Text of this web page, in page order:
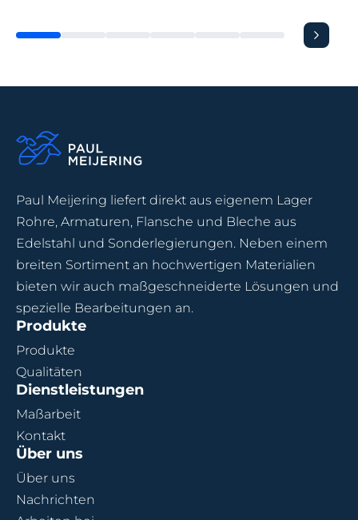
previous
Paul Meijering liefert direkt aus eigenem Lager
Rohre, Armaturen, Flansche und Bleche aus
Edelstahl und Sonderlegierungen. Neben einem
breiten Sortiment an hochwertigen Materialien
bieten wir auch maßgeschneiderte Lösungen und
spezielle Bearbeitungen an.
Produkte
Produkte
Qualitäten
Dienstleistungen
Maßarbeit
Kontakt
Über uns
Über uns
Nachrichten